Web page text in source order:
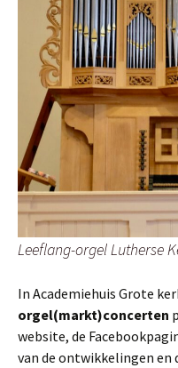
Leeflang-orgel Lutherse
In Academiehuis Grote
orgel(markt)concerten
website, de
van de ontwikkelingen